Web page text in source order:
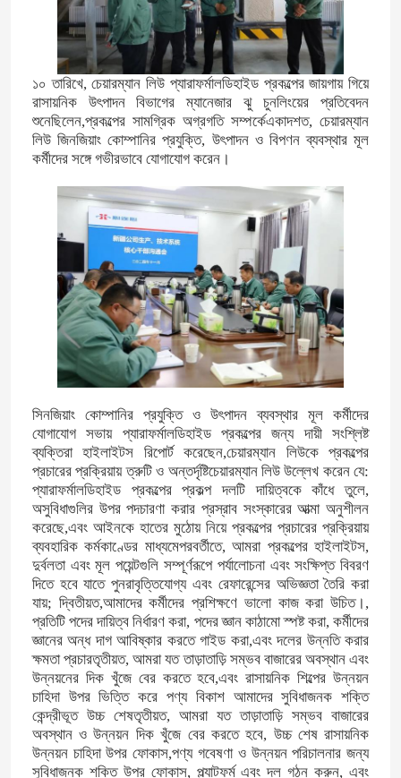
১০ তারিখে, চেয়ারম্যান লিউ প্যারাফর্মালডিহাইড প্রকল্পের জায়গায় গিয়ে
রাসায়নিক উৎপাদন বিভাগের ম্যানেজার ঝু চুনলিংয়ের প্রতিবেদন
শুনেছিলেন,প্রকল্পের সামগ্রিক অগ্রগতি সম্পর্কেএকাদশত, চেয়ারম্যান
লিউ জিনজিয়াং কোম্পানির প্রযুক্তি, উৎপাদন ও বিপণন ব্যবস্থার মূল
কর্মীদের সঙ্গে গভীরভাবে যোগাযোগ করেন।
সিনজিয়াং কোম্পানির প্রযুক্তি ও উৎপাদন ব্যবস্থার মূল কর্মীদের
যোগাযোগ সভায় প্যারাফর্মালডিহাইড প্রকল্পের জন্য দায়ী সংশ্লিষ্ট
ব্যক্তিরা হাইলাইটস রিপোর্ট করেছেন,চেয়ারম্যান লিউকে প্রকল্পের
প্রচারের প্রক্রিয়ায় ত্রুটি ও অন্তর্দৃষ্টিচেয়ারম্যান লিউ উল্লেখ করেন যে:
প্যারাফর্মালডিহাইড প্রকল্পের প্রকল্প দলটি দায়িত্বকে কাঁধে তুলে,
অসুবিধাগুলির উপর পদচারণা করার প্রস্রাব সংস্কারের আত্মা অনুশীলন
করেছে,এবং আইনকে হাতের মুঠোয় নিয়ে প্রকল্পের প্রচারের প্রক্রিয়ায়
ব্যবহারিক কর্মকাণ্ডের মাধ্যমেপরবর্তীতে, আমরা প্রকল্পের হাইলাইটস,
দুর্বলতা এবং মূল পয়েন্টগুলি সম্পূর্ণরূপে পর্যালোচনা এবং সংক্ষিপ্ত বিবরণ
দিতে হবে যাতে পুনরাবৃত্তিযোগ্য এবং রেফারেন্সের অভিজ্ঞতা তৈরি করা
যায়; দ্বিতীয়ত,আমাদের কর্মীদের প্রশিক্ষণে ভালো কাজ করা উচিত।,
প্রতিটি পদের দায়িত্ব নির্ধারণ করা, পদের জ্ঞান কাঠামো স্পষ্ট করা, কর্মীদের
জ্ঞানের অন্ধ দাগ আবিষ্কার করতে গাইড করা,এবং দলের উন্নতি করার
ক্ষমতা প্রচারতৃতীয়ত, আমরা যত তাড়াতাড়ি সম্ভব বাজারের অবস্থান এবং
উন্নয়নের দিক খুঁজে বের করতে হবে,এবং রাসায়নিক শিল্পের উন্নয়ন
চাহিদা উপর ভিত্তি করে পণ্য বিকাশ আমাদের সুবিধাজনক শক্তি
কেন্দ্রীভূত উচ্চ শেষতৃতীয়ত, আমরা যত তাড়াতাড়ি সম্ভব বাজারের
অবস্থান ও উন্নয়ন দিক খুঁজে বের করতে হবে, উচ্চ শেষ রাসায়নিক
উন্নয়ন চাহিদা উপর ফোকাস,পণ্য গবেষণা ও উন্নয়ন পরিচালনার জন্য
সুবিধাজনক শক্তি উপর ফোকাস, প্ল্যাটফর্ম এবং দল গঠন করুন, এবং